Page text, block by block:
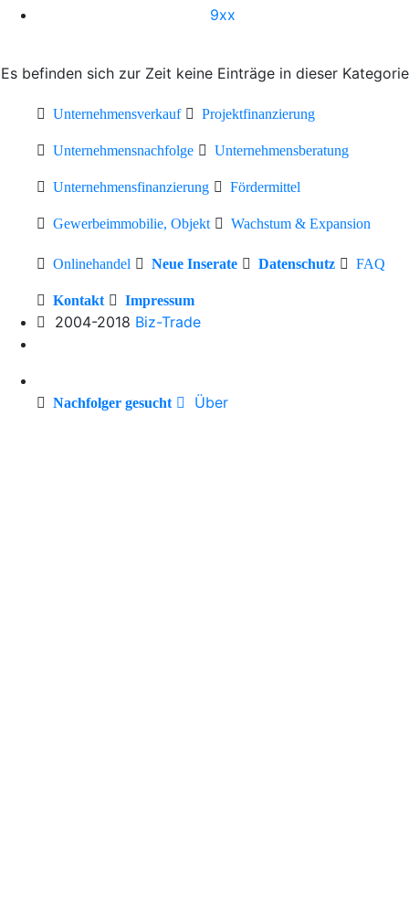
9xx
Es befinden sich zur Zeit keine Einträge in dieser Kategorie
Unternehmensverkauf Projektfinanzierung
Unternehmensnachfolge Unternehmensberatung
Unternehmensfinanzierung Fördermittel
Gewerbeimmobilie, Objekt Wachstum & Expansion
Onlinehandel Neue Inserate Datenschutz FAQ
Kontakt Impressum
2004-2018 Biz-Trade
Nachfolger gesucht Über